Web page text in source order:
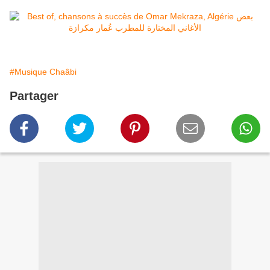
#Musique Chaâbi
Partager